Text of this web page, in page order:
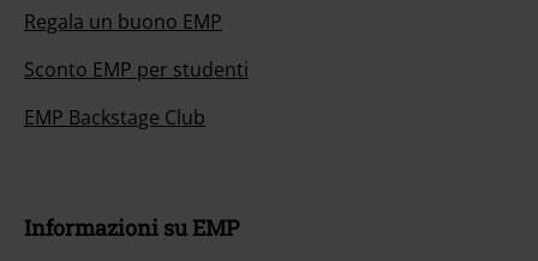
Regala un buono EMP
Sconto EMP per studenti
EMP Backstage Club
Informazioni su EMP